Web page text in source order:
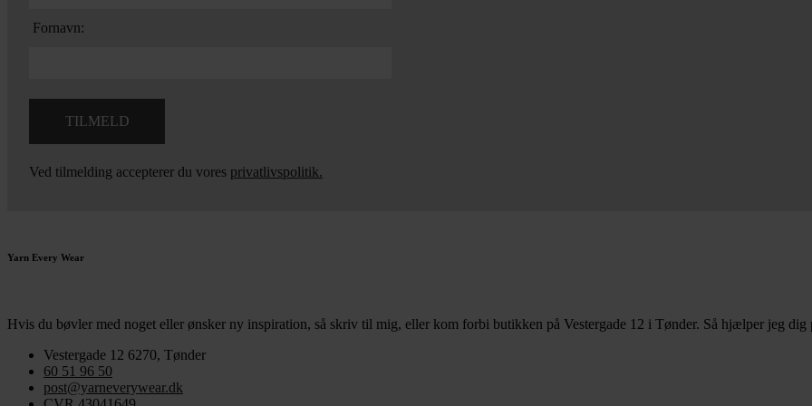
Fornavn:
Ved tilmelding accepterer du vores privatlivspolitik.
Yarn Every Wear
Hvis du bøvler med noget eller ønsker ny inspiration, så skriv til mig, eller kom forbi butikken på Vestergade 12 i Tønder. Så hjælper jeg dig
Vestergade 12 6270, Tønder
60 51 96 50
post@yarneverywear.dk